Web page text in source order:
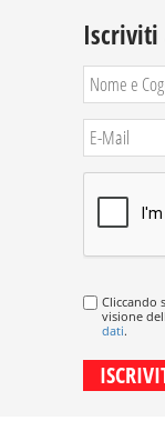
Cliccando
visione
dati.